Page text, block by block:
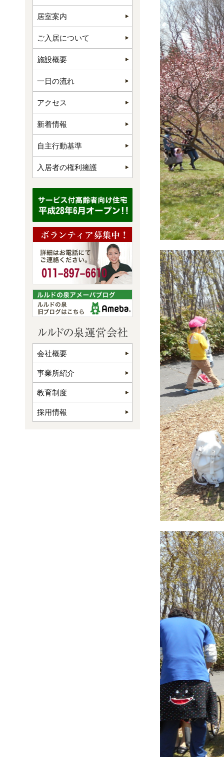
居室案内
ご入居について
施設概要
一日の流れ
アクセス
新着情報
自主行動基準
入居者の権利擁護
会社概要
事業所紹介
教育制度
採用情報